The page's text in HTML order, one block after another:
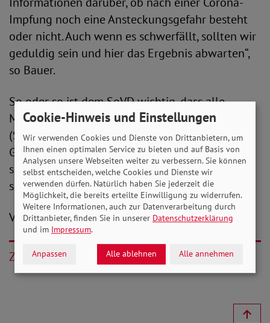
Impfung noch eine Ansteckungsgefahr besteht
oder nicht. Auch wenn es schwerfällt, sollten wir
geduldig sein und hier das Ergebnis abwarten“,
so Bauer.
So oder so ist dem SoVD wichtig, dass alle
Menschen, die laut Ständiger Impfkommission
(STIKO) zu einer der besonders gefährdeten
Gruppen zählen, die Chance bekommen, sich
schnellstmöglich durch eine Impfung zu
schützen.
V. i. S. d. P.: Christian Draheim
Zurück
Cookie-Hinweis und Einstellungen
Wir verwenden Cookies und Dienste von Drittanbietern, um
Ihnen einen optimalen Service zu bieten und auf Basis von
Analysen unsere Webseiten weiter zu verbessern. Sie können
selbst entscheiden, welche Cookies und Dienste wir
verwenden dürfen. Natürlich haben Sie jederzeit die
Möglichkeit, die bereits erteilte Einwilligung zu widerrufen.
Weitere Informationen, auch zur Datenverarbeitung durch
Drittanbieter, finden Sie in unserer Datenschutzerklärung
und im Impressum.
Anpassen Alle ablehnen Alle annehmen